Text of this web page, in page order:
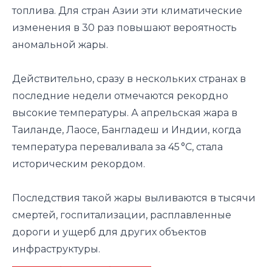
топлива. Для стран Азии эти климатические
изменения в 30 раз повышают вероятность
аномальной жары.
Действительно, сразу в нескольких странах в
последние недели отмечаются рекордно
высокие температуры. А апрельская жара в
Таиланде, Лаосе, Бангладеш и Индии, когда
температура переваливала за 45 °C, стала
историческим рекордом.
Последствия такой жары выливаются в тысячи
смертей, госпитализации, расплавленные
дороги и ущерб для других объектов
инфраструктуры.